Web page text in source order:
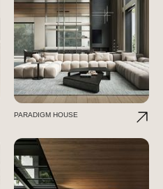
PARADIGM HOUSE